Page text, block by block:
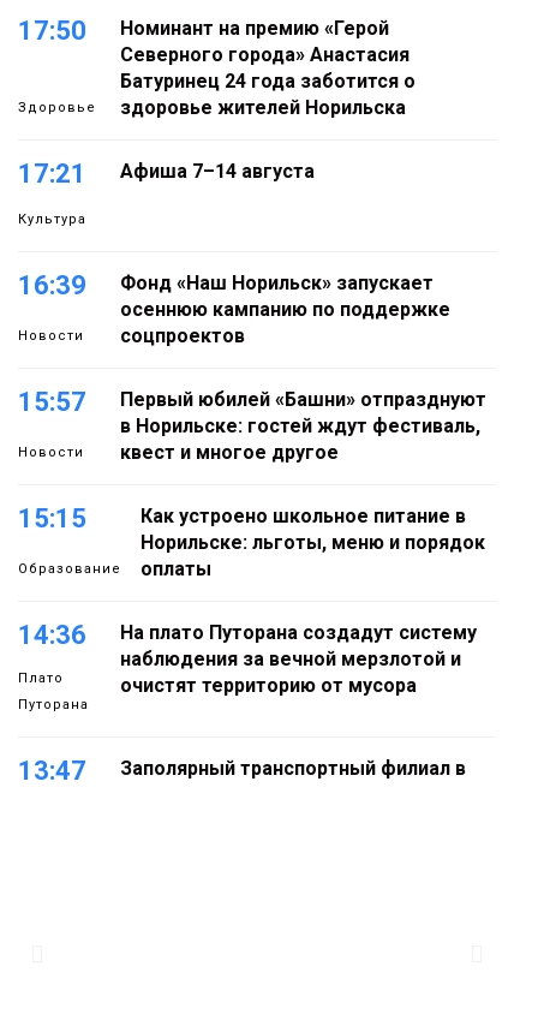
17:50
Здоровье
Номинант на премию «Герой
Северного города» Анастасия
Батуринец 24 года заботится о
здоровье жителей Норильска
17:21
Культура
Афиша 7–14 августа
16:39
Новости
Фонд «Наш Норильск» запускает
осеннюю кампанию по поддержке
соцпроектов
15:57
Новости
Первый юбилей «Башни» отпразднуют
в Норильске: гостей ждут фестиваль,
квест и многое другое
15:15
Образование
Как устроено школьное питание в
Норильске: льготы, меню и порядок
оплаты
14:36
Плато
Путорана
На плато Путорана создадут систему
наблюдения за вечной мерзлотой и
очистят территорию от мусора
13:47
Заполярный транспортный филиал в